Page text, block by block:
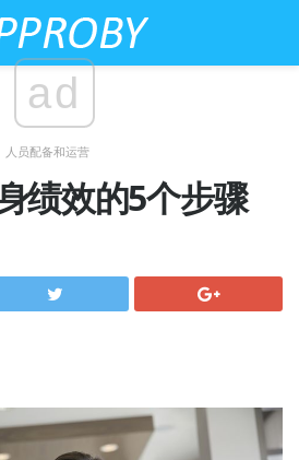
ad
人员配备和运营
绩效的5个步骤